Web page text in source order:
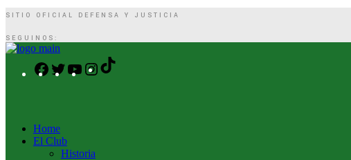
SITIO OFICIAL DEFENSA Y JUSTICIA
SEGUINOS:
Facebook
TwitterYouTubeInstagram
Home
El Club
Historia